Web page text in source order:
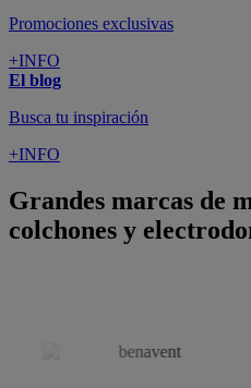
Promociones exclusivas
+INFO
El blog
Busca tu inspiración
+INFO
Grandes marcas de
colchones y